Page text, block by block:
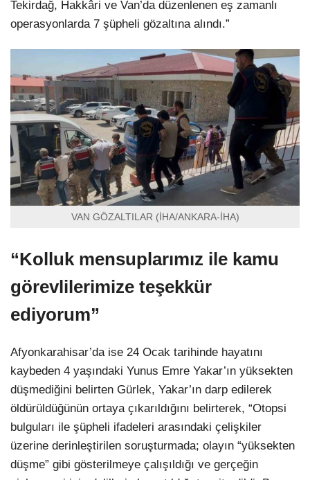
Tekirdağ, Hakkâri ve Van’da düzenlenen eş zamanlı
operasyonlarda 7 şüpheli gözaltına alındı.”
VAN GÖZALTILAR (İHA/ANKARA-İHA)
“Kolluk mensuplarımız ile kamu
görevlilerimize teşekkür
ediyorum”
Afyonkarahisar’da ise 24 Ocak tarihinde hayatını
kaybeden 4 yaşındaki Yunus Emre Yakar’ın yüksekten
düşmediğini belirten Gürlek, Yakar’ın darp edilerek
öldürüldüğünün ortaya çıkarıldığını belirterek, “Otopsi
bulguları ile şüpheli ifadeleri arasındaki çelişkiler
üzerine derinleştirilen soruşturmada; olayın “yüksekten
düşme” gibi gösterilmeye çalışıldığı ve gerçeğin